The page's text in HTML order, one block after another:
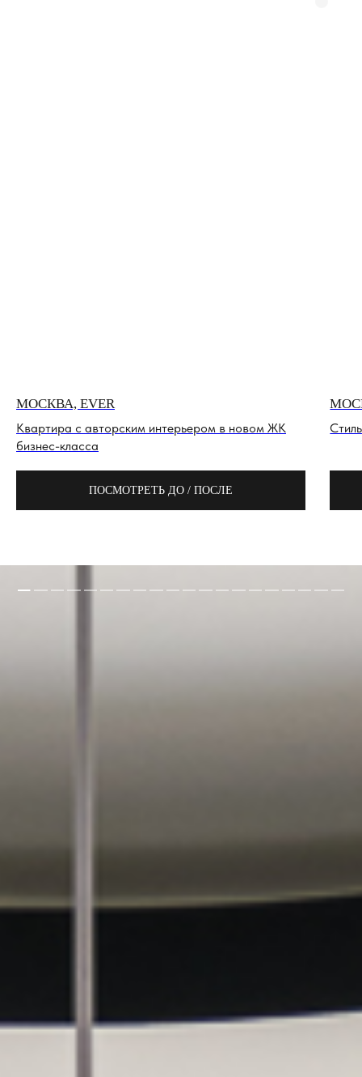
МОСКВА, EVER
Квартира с авторским интерьером в новом ЖК
бизнес-класса
ПОСМОТРЕТЬ ДО / ПОСЛЕ